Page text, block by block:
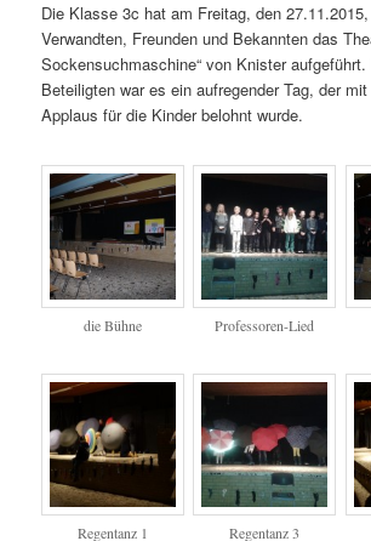
Die Klasse 3c hat am Freitag, den
Verwandten, Freunden und Bekannten das
Sockensuchmaschine“ von Knister
Beteiligten war es ein aufregender Tag, der
Applaus für die Kinder belohnt wurde.
die Bühne Professoren-Lied
Regentanz 1 Regentanz 3